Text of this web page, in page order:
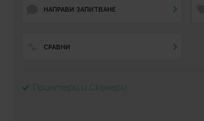
НАПРАВИ ЗАПИТВАНЕ
СРАВНИ
Принтери и Скенери